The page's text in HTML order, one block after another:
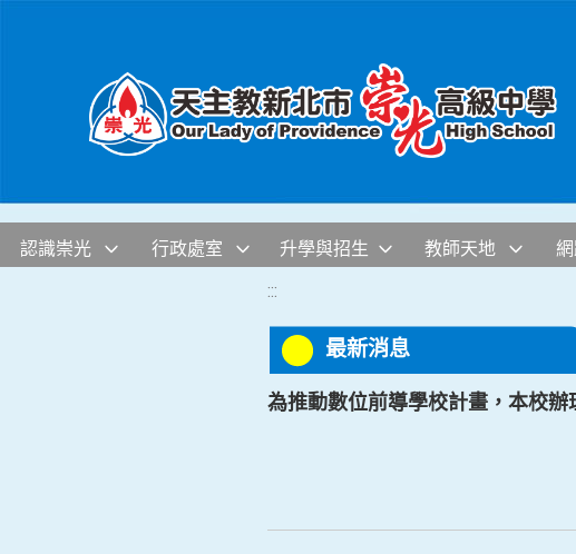
認識崇光 行政處室 升學與招生 教師天地
:::
最新消息
為推動數位前導學校計畫，本校